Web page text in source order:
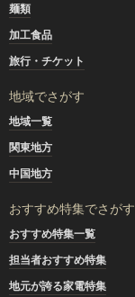
麺類
加工食品
旅行・チケット
地域でさがす
地域一覧
関東地方
中国地方
おすすめ特集でさがす
おすすめ特集一覧
担当者おすすめ特集
地元が誇る家電特集